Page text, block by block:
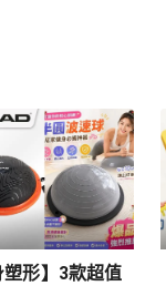
形】3款超值